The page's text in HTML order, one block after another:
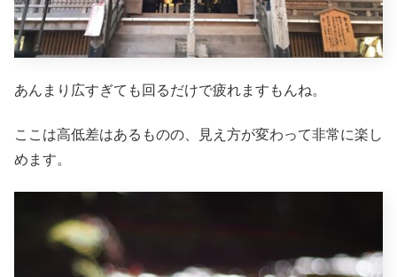
あんまり広すぎても回るだけで疲れますもんね。
ここは高低差はあるものの、見え方が変わって非常に楽し
めます。